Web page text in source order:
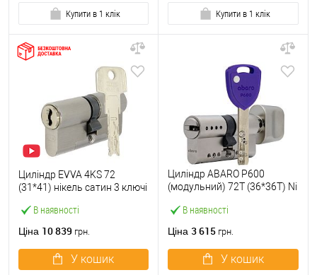
Купити в 1 клік Купити в 1 клік
В наявності
Циліндр EVVA 4KS 72
(31*41) нікель сатин 3 ключі
Ціна 10 839 грн.
У кошик
В наявності
Циліндр ABARO P600
(модульний) 72T (36*36T) Ni
Ціна 3 615 грн.
У кошик